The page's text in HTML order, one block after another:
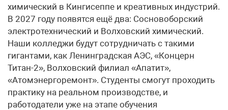
химический в Кингисеппе и креативных индустрий.
В 2027 году появятся ещё два: Сосновоборский
электротехнический и Волховский химический.
Наши колледжи будут сотрудничать с такими
гигантами, как Ленинградская АЭС, «Концерн
Титан-2», Волховский филиал «Апатит»,
«Атомэнергоремонт». Студенты смогут проходить
практику на реальном производстве, и
работодатели уже на этапе обучения